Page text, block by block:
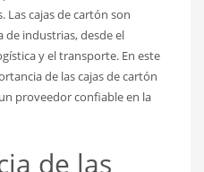
Las cajas de cartón son
de industrias, desde el
y el transporte. En este
de las cajas de cartón
proveedor confiable en la
de las